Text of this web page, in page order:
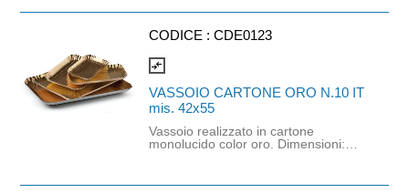
gradevole e un utilizzo funzionale.
Oliorepellente 30% e Idrorepellente
34x47
CODICE :CDE0123
compare_arrows
VASSOIO CARTONE ORO N.10 IT
mis. 42x55
Vassoio realizzato in cartone
monolucido color oro. Dimensioni:
contenitiva e la maggiore rigidità lo